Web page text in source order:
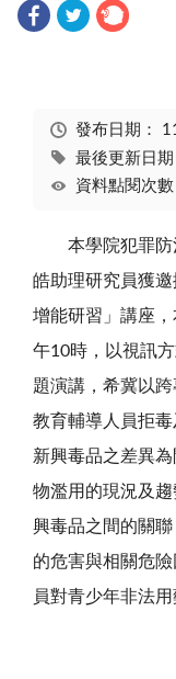
發布日期：
最後更新日
資料點閱次
本學院犯罪防
皓助理研究員獲
增能研習」講座
午10時，以視訊
題演講，希冀以
教育輔導人員拒毒
新興毒品之差異
物濫用的現況及
興毒品之間的關
的危害與相關危
員對青少年非法用